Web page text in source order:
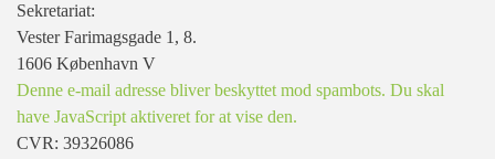
Sekretariat:
Vester Farimagsgade 1, 8.
1606 København V
Denne e-mail adresse bliver beskyttet mod spambots. Du skal
have JavaScript aktiveret for at vise den.
CVR: 39326086